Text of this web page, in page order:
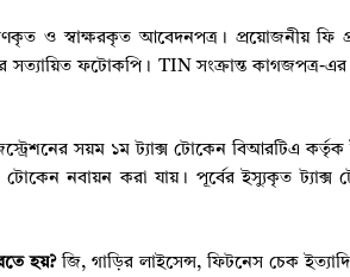
ও স্বাক্ষরকৃত আবেদনপত্র। প্রয়োজনীয় ফি
সত্যায়িত ফটোকপি। TIN সংক্রান্ত কাগজপত্র-
সয়ম ১ম ট্যাক্স টোকেন বিআরটিএ কর্তৃক
টোকেন নবায়ন করা যায়। পূর্বের ইস্যুকৃত
হয়?জি, গাড়ির লাইসেন্স, ফিটনেস চেক